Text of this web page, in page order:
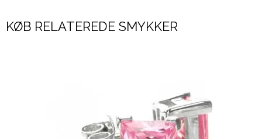
KØB RELATEREDE SMYKKER